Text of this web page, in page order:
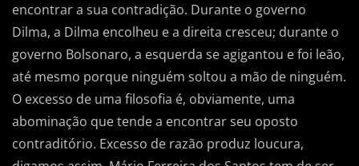
encontrar a sua contradição. Durante o governo
Dilma, a Dilma encolheu e a direita cresceu; durante o
governo Bolsonaro, a esquerda se agigantou e foi leão,
até mesmo porque ninguém soltou a mão de ninguém.
O excesso de uma filosofia é, obviamente, uma
abominação que tende a encontrar seu oposto
contraditório. Excesso de razão produz loucura,